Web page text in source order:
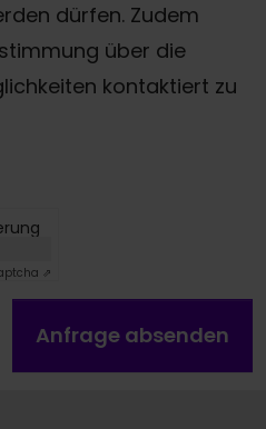
dürfen. Zudem
über die
kontaktiert zu
⇗
Anfrage absenden